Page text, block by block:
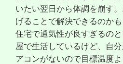
いたい翌日から体調を崩す
げることで解決できるのか
住宅で通気性が良すぎるの
屋で生活しているけど、自
アコンがないので目標温度